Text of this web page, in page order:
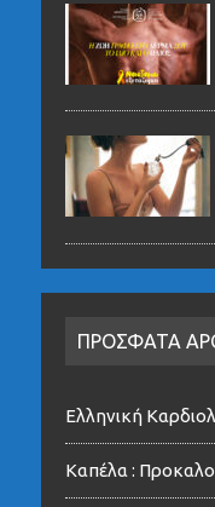
ΠΡΟΣΦΑΤΑ
Ελληνική
Καπέλα :